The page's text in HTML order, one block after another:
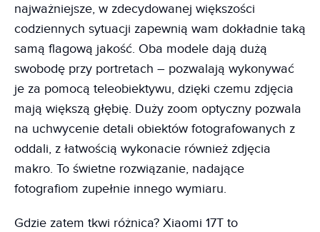
najważniejsze, w zdecydowanej większości
codziennych sytuacji zapewnią wam dokładnie taką
samą flagową jakość. Oba modele dają dużą
swobodę przy portretach – pozwalają wykonywać
je za pomocą teleobiektywu, dzięki czemu zdjęcia
mają większą głębię. Duży zoom optyczny pozwala
na uchwycenie detali obiektów fotografowanych z
oddali, z łatwością wykonacie również zdjęcia
makro. To świetne rozwiązanie, nadające
fotografiom zupełnie innego wymiaru.
Gdzie zatem tkwi różnica? Xiaomi 17T to